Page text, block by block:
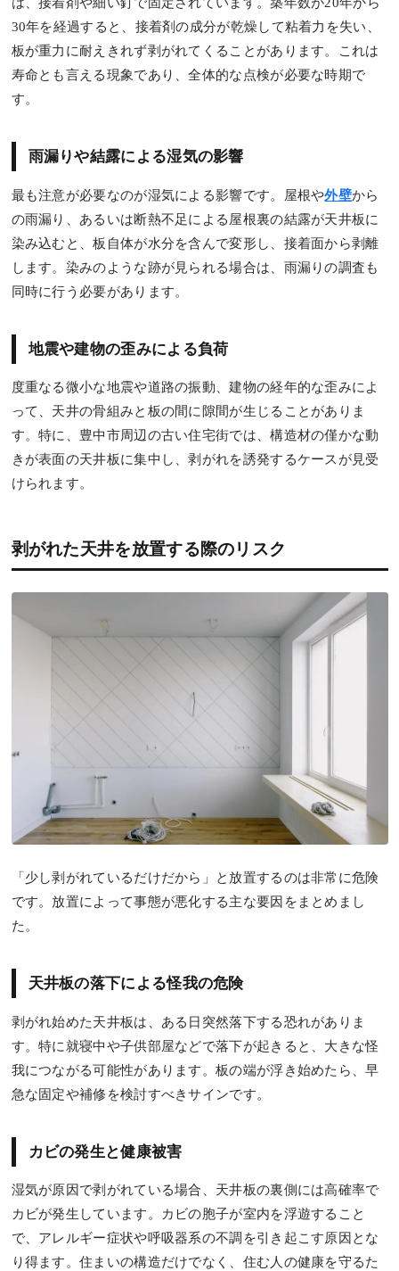
30年を経過すると、接着剤の成分が乾燥して粘着力を失い、
板が重力に耐えきれず剥がれてくることがあります。これは
寿命とも言える現象であり、全体的な点検が必要な時期で
す。
雨漏りや結露による湿気の影響
最も注意が必要なのが湿気による影響です。屋根や外壁から
の雨漏り、あるいは断熱不足による屋根裏の結露が天井板に
染み込むと、板自体が水分を含んで変形し、接着面から剥離
します。染みのような跡が見られる場合は、雨漏りの調査も
同時に行う必要があります。
地震や建物の歪みによる負荷
度重なる微小な地震や道路の振動、建物の経年的な歪みによ
って、天井の骨組みと板の間に隙間が生じることがありま
す。特に、豊中市周辺の古い住宅街では、構造材の僅かな動
きが表面の天井板に集中し、剥がれを誘発するケースが見受
けられます。
剥がれた天井を放置する際のリスク
「少し剥がれているだけだから」と放置するのは非常に危険
です。放置によって事態が悪化する主な要因をまとめまし
た。
天井板の落下による怪我の危険
剥がれ始めた天井板は、ある日突然落下する恐れがありま
す。特に就寝中や子供部屋などで落下が起きると、大きな怪
我につながる可能性があります。板の端が浮き始めたら、早
急な固定や補修を検討すべきサインです。
カビの発生と健康被害
湿気が原因で剥がれている場合、天井板の裏側には高確率で
カビが発生しています。カビの胞子が室内を浮遊すること
で、アレルギー症状や呼吸器系の不調を引き起こす原因とな
り得ます。住まいの構造だけでなく、住む人の健康を守るた